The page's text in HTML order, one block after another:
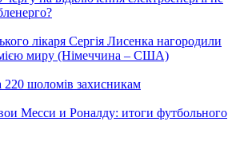
лікаря Сергія Лисенка нагородили
миру (Німеччина – США)
220 шоломів захисникам
Месси и Роналду: итоги футбольного